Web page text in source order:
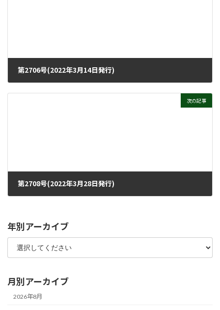
第2706号(2022年3月14日発行)
次の記事
第2708号(2022年3月28日発行)
年別アーカイブ
月別アーカイブ
2026年8月